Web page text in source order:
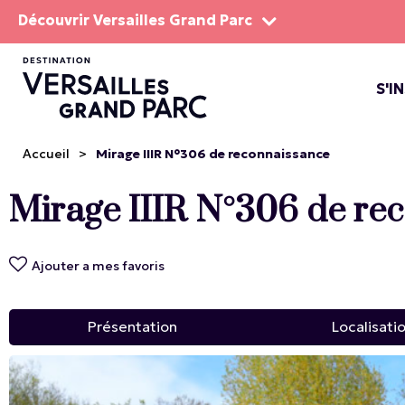
Découvrir Versailles Grand Parc
Accueil > Mirage IIIR N°306 de reconnaissance
Mirage IIIR N°306 de
Ajouter a mes favoris
Présentation